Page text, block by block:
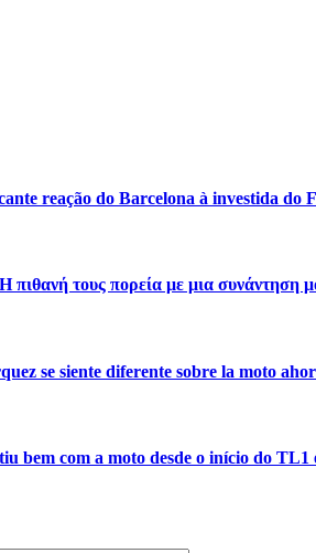
reação do Barcelona à investida
πιθανή τους πορεία με μια συνάντηση
se siente diferente sobre la moto
bem com a moto desde o início do